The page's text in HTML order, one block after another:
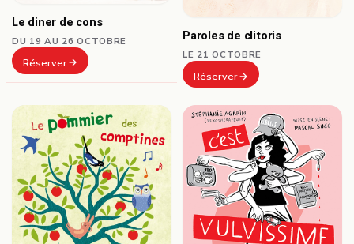
Le diner de cons
DU 19 AU 26 OCTOBRE
Réserver
Paroles de clitoris
LE 21 OCTOBRE
Réserver